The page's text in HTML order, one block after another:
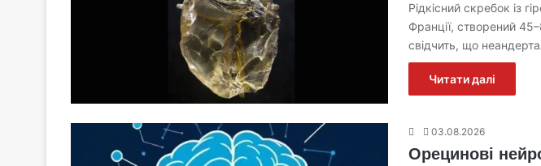
Рідкісний скребок із
Франції, створений
свідчить, що
Читати далі
03.08.2026
Орецинові